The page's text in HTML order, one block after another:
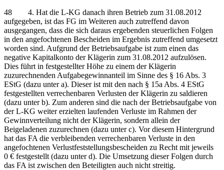
48 4. Hat die L-KG danach ihren Betrieb zum 31.08.2012
aufgegeben, ist das FG im Weiteren auch zutreffend davon
ausgegangen, dass die sich daraus ergebenden steuerlichen Folgen
in den angefochtenen Bescheiden im Ergebnis zutreffend umgesetzt
worden sind. Aufgrund der Betriebsaufgabe ist zum einen das
negative Kapitalkonto der Klägerin zum 31.08.2012 aufzulösen.
Dies führt in festgestellter Höhe zu einem der Klägerin
zuzurechnenden Aufgabegewinnanteil im Sinne des § 16 Abs. 3
EStG (dazu unter a). Dieser ist mit den nach § 15a Abs. 4 EStG
festgestellten verrechenbaren Verlusten der Klägerin zu saldieren
(dazu unter b). Zum anderen sind die nach der Betriebsaufgabe von
der L-KG weiter erzielten laufenden Verluste im Rahmen der
Gewinnverteilung nicht der Klägerin, sondern allein der
Beigeladenen zuzurechnen (dazu unter c). Vor diesem Hintergrund
hat das FA die verbleibenden verrechenbaren Verluste in den
angefochtenen Verlustfeststellungsbescheiden zu Recht mit jeweils
0 € festgestellt (dazu unter d). Die Umsetzung dieser Folgen durch
das FA ist zwischen den Beteiligten auch nicht streitig.